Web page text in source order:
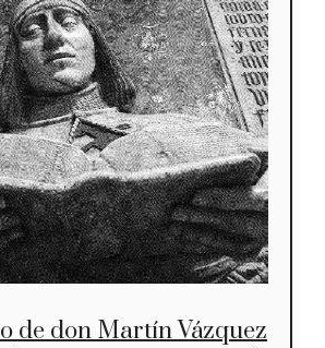
de don Martín Vázquez